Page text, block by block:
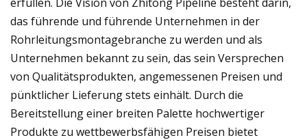
das führende und führende Unternehmen in der
Rohrleitungsmontagebranche zu werden und als
Unternehmen bekannt zu sein, das sein Versprechen
von Qualitätsprodukten, angemessenen Preisen und
pünktlicher Lieferung stets einhält. Durch die
Bereitstellung einer breiten Palette hochwertiger
Produkte zu wettbewerbsfähigen Preisen bietet